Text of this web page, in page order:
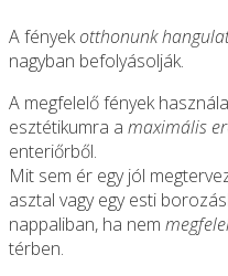
A fényekotthonunk
nagyban befolyásolják.
A megfelelő fények
esztétikumra a maximális
enteriőrből.
Mit sem ér egy jól
asztal vagy egy esti
nappaliban, ha nem
térben.